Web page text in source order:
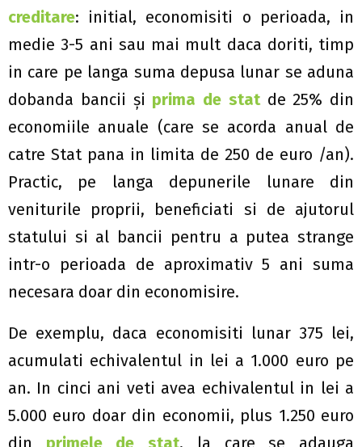
creditare: initial, economisiti o perioada, in
medie 3-5 ani sau mai mult daca doriti, timp
in care pe langa suma depusa lunar se aduna
dobanda bancii și prima de stat de 25% din
economiile anuale (care se acorda anual de
catre Stat pana in limita de 250 de euro /an).
Practic, pe langa depunerile lunare din
veniturile proprii, beneficiati si de ajutorul
statului si al bancii pentru a putea strange
intr-o perioada de aproximativ 5 ani suma
necesara doar din economisire.
De exemplu, daca economisiti lunar 375 lei,
acumulati echivalentul in lei a 1.000 euro pe
an. In cinci ani veti avea echivalentul in lei a
5.000 euro doar din economii, plus 1.250 euro
din primele de stat, la care se adauga